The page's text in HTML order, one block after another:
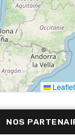
Leaflet
NOS